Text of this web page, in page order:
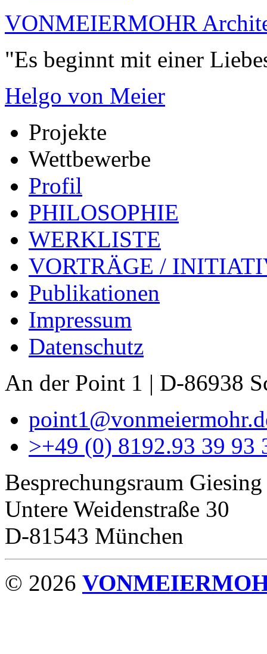
VONMEIERMOHR
"Es beginnt mit einer
Helgo von Meier
Projekte
Wettbewerbe
Profil
PHILOSOPHIE
WERKLISTE
VORTRÄGE /
Publikationen
Impressum
Datenschutz
An der Point 1 | D-86938
>+49 (0) 8192.93 39 93
Besprechungsraum Giesing
Untere Weidenstraße 30
D-81543 München
© 2026